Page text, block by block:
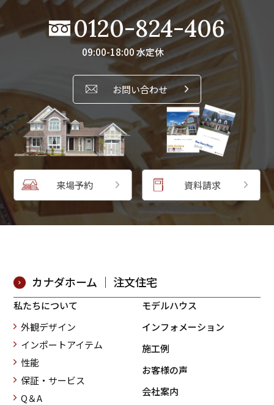
0120-824-406
09:00-18:00 水定休
お問い合わせ
来場予約 資料請求
カナダホーム ｜ 注文住宅
私たちについて
外観デザイン
インポートアイテム
性能
保証・サービス
Q＆A
モデルハウス
インフォメーション
施工例
お客様の声
会社案内